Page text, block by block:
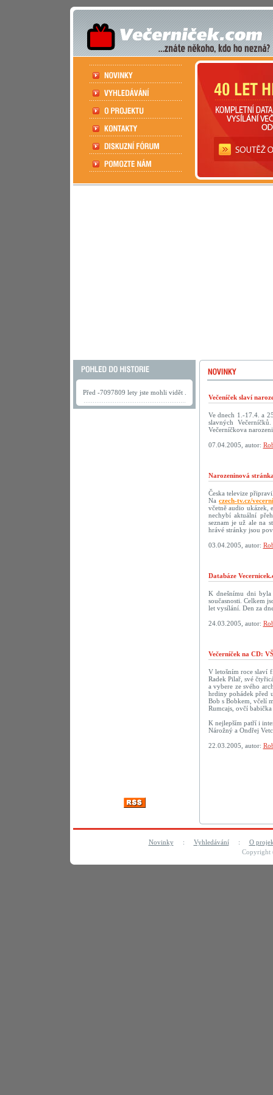
Před -7097809 lety jste mohli vidět .
Večeníček slaví
Ve dnech 1.-17.4. a
slavných
Večerníčkova
07.04.2005, autor:
Narozeninová
Česka televize
Naczech-tv.cz/
včetně audio ukázek,
nechybí aktuální
seznam je už ale na
hrávé stránky jsou
03.04.2005, autor:
Databáze
K dnešnímu dni byla
současnosti. Celkem
let vysílání. Den za
24.03.2005, autor:
Večerníček na CD:
V letošním roce slaví
Radek Pilař, své
a vybere ze svého
hrdiny pohádek před
Bob s Bobkem, včelí
Rumcajs, ovčí
K nejlepším patří i
Nárožný a Ondřej
22.03.2005, autor:
Novinky: Vyhledávání: O
Copyright